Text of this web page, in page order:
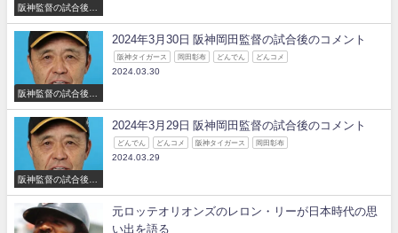
阪神監督の試合後の
コメント
阪神監督の試合後の
コメント
2024年3月30日 阪神岡田監督の試合後のコメント
阪神タイガース 岡田彰布 どんでん どんコメ
2024.03.30
阪神監督の試合後の
コメント
2024年3月29日 阪神岡田監督の試合後のコメント
どんでん どんコメ 阪神タイガース 岡田彰布
2024.03.29
元ロッテオリオンズのレロン・リーが日本時代の思
い出を語る